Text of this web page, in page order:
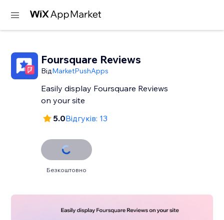
Foursquare Reviews
ВідMarketPushApps
Easily display Foursquare Reviews
on your site
5.0Відгуків: 13
Безкоштовно